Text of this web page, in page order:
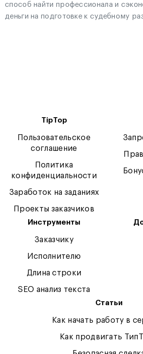
способ найти профессионала и
деньги на подготовке к судебному
TipTop
Пользовательское
соглашение
Политика
конфиденциальности
Заработок на заданиях
Проекты заказчиков
Инструменты
Заказчику
Исполнителю
Длина строки
SEO анализ текста
Статьи
Как начать работу в
Как продвигать